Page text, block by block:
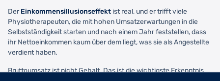
DerEinkommensillusionseffekt ist real, und er trifft viele
Physiotherapeuten, die mit hohen Umsatzerwartungen in die
Selbstständigkeit starten und nach einem Jahr feststellen, dass
ihr Nettoeinkommen kaum über dem liegt, was sie als Angestellte
verdient haben.
Bruttoumsatz ist nicht Gehalt. Das ist die wichtigste Erkenntnis